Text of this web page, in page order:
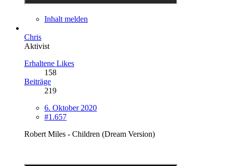
Inhalt melden
Chris
Aktivist
Erhaltene Likes
158
Beiträge
219
6. Oktober 2020
#1.657
Robert Miles ‎- Children (Dream Version)